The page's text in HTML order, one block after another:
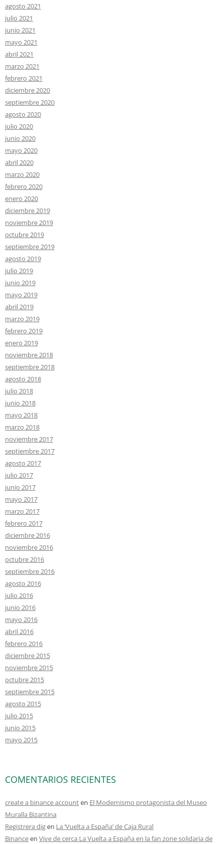
agosto 2021
julio 2021
junio 2021
mayo 2021
abril 2021
marzo 2021
febrero 2021
diciembre 2020
septiembre 2020
agosto 2020
julio 2020
junio 2020
mayo 2020
abril 2020
marzo 2020
febrero 2020
enero 2020
diciembre 2019
noviembre 2019
octubre 2019
septiembre 2019
agosto 2019
julio 2019
junio 2019
mayo 2019
abril 2019
marzo 2019
febrero 2019
enero 2019
noviembre 2018
septiembre 2018
agosto 2018
julio 2018
junio 2018
mayo 2018
marzo 2018
noviembre 2017
septiembre 2017
agosto 2017
julio 2017
junio 2017
mayo 2017
marzo 2017
febrero 2017
diciembre 2016
noviembre 2016
octubre 2016
septiembre 2016
agosto 2016
julio 2016
junio 2016
mayo 2016
abril 2016
febrero 2016
diciembre 2015
noviembre 2015
octubre 2015
septiembre 2015
agosto 2015
julio 2015
junio 2015
mayo 2015
COMENTARIOS RECIENTES
create a binance accounten El Modernismo protagonista del Museo
Muralla Bizantina
Registrera digen La ‘Vuelta a España’ de Caja Rural
Binanceen Vive de cerca La Vuelta a España en la fan zone solidaria de